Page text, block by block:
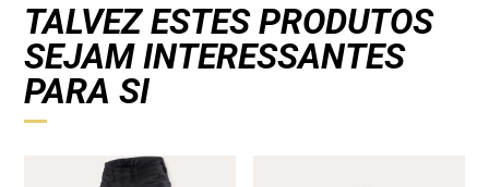
TALVEZ ESTES PRODUTOS
SEJAM INTERESSANTES
PARA SI